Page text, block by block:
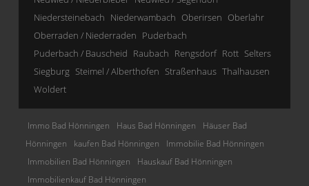
Niedersteinebach Niederwambach Oberirsen Oberlahr
Oberraden / Niederraden Puderbach
Puderbach / Bauscheid Raubach Rengsdorf Rott Selters
Siegburg Steimel / Alberthofen Straßenhaus Thalhausen
Woldert
Immo Bad Hönningen Haus Bad Hönningen
Häuser Bad
Hönningen
kaufen Bad Hönningen
Immobilie Bad Hönningen
Immobilien Bad Hönningen
Hauskauf Bad Hönningen
Immobilienkauf Bad Hönningen